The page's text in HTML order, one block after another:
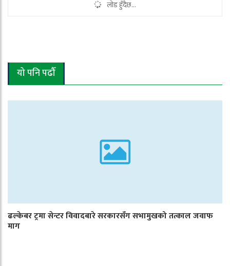
लोड हुँदैछ...
यो पनि पढौँ
ढल्केबर ट्रमा सेन्टर विवादबारे सरकारसँग सभामुखको तत्काल जवाफ
माग